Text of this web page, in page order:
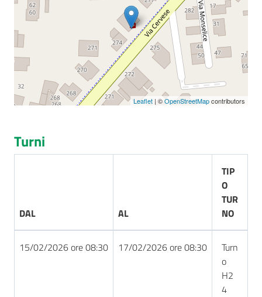
Seguici
Leaflet | ©OpenStreetMapcontributors
Turni
DAL AL
TIP
O
TUR
NO
15/02/2026 ore 08:30 17/02/2026 ore 08:30
Turn
o
H2
4